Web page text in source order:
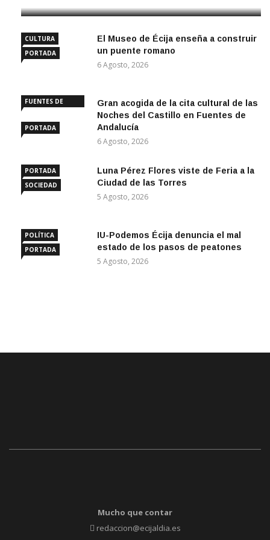
CULTURA
PORTADA
El Museo de Écija enseña a construir
un puente romano
6 Agosto, 2026
FUENTES DE
PORTADA
Gran acogida de la cita cultural de las
Noches del Castillo en Fuentes de
Andalucía
6 Agosto, 2026
PORTADA
SOCIEDAD
Luna Pérez Flores viste de Feria a la
Ciudad de las Torres
5 Agosto, 2026
POLÍTICA
PORTADA
IU-Podemos Écija denuncia el mal
estado de los pasos de peatones
5 Agosto, 2026
Mucho que contar
redaccion@ecijaldia.es